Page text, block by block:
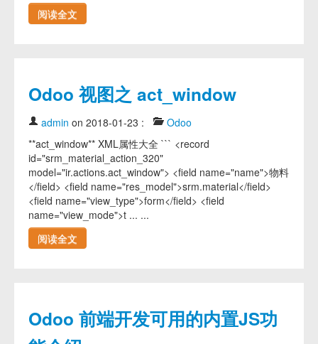
登录
阅读全文
Odoo 视图之 act_window
admin on 2018-01-23 :
Odoo
**act_window** XML属性大全 ``` <record
id="srm_material_action_320"
model="ir.actions.act_window"> <field name="name">物料
</field> <field name="res_model">srm.material</field>
<field name="view_type">form</field> <field
name="view_mode">t ... ...
阅读全文
Odoo 前端开发可用的内置JS功